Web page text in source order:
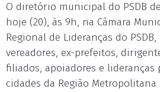
O diretório municipal do PSDB
hoje (20), às 9h, na Câmara
Regional de Lideranças do
vereadores, ex-prefeitos,
filiados, apoiadores e lideranças
cidades da Região Metropolitana